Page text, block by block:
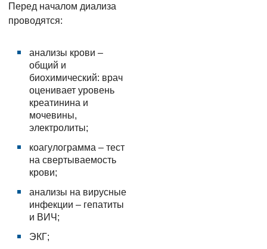
Перед началом диализа
проводятся:
анализы крови –
общий и
биохимический: врач
оценивает уровень
креатинина и
мочевины,
электролиты;
коагулограмма – тест
на свертываемость
крови;
анализы на вирусные
инфекции – гепатиты
и ВИЧ;
ЭКГ;